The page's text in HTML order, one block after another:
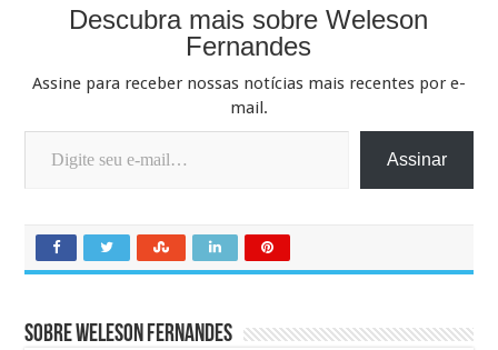
Descubra mais sobre Weleson
Fernandes
Assine para receber nossas notícias mais recentes por e-
mail.
Digite seu e-mail…
Assinar
Sobre Weleson Fernandes